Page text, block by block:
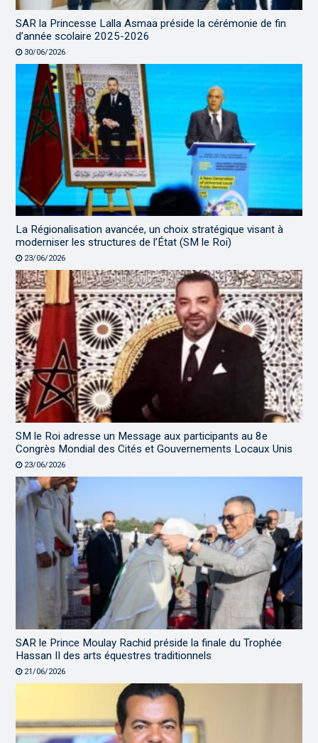
SAR la Princesse Lalla Asmaa préside la cérémonie de fin
d’année scolaire 2025-2026
30/06/2026
La Régionalisation avancée, un choix stratégique visant à
moderniser les structures de l’État (SM le Roi)
23/06/2026
SM le Roi adresse un Message aux participants au 8e
Congrès Mondial des Cités et Gouvernements Locaux Unis
23/06/2026
SAR le Prince Moulay Rachid préside la finale du Trophée
Hassan II des arts équestres traditionnels
21/06/2026